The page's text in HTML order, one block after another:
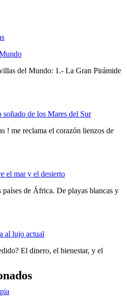
del Mundo: 1.- La Gran Pirámide
soñado de los Mares del Sur
! me reclama el corazón lienzos de
el mar y el desierto
países de África. De playas blancas y
al lujo actual
El dinero, el bienestar, y el